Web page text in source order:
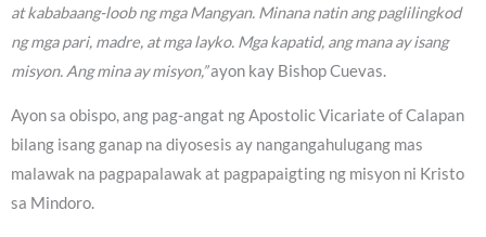
at kababaang-loob ng mga Mangyan. Minana natin ang paglilingkod
ng mga pari, madre, at mga layko. Mga kapatid, ang mana ay isang
misyon. Ang mina ay misyon,”ayon kay Bishop Cuevas.
Ayon sa obispo, ang pag-angat ng Apostolic Vicariate of Calapan
bilang isang ganap na diyosesis ay nangangahulugang mas
malawak na pagpapalawak at pagpapaigting ng misyon ni Kristo
sa Mindoro.